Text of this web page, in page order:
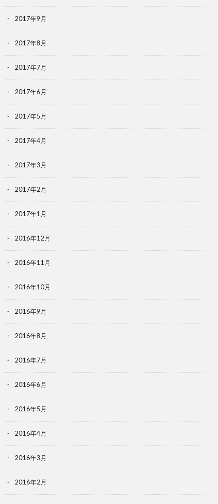
2017年9月
2017年8月
2017年7月
2017年6月
2017年5月
2017年4月
2017年3月
2017年2月
2017年1月
2016年12月
2016年11月
2016年10月
2016年9月
2016年8月
2016年7月
2016年6月
2016年5月
2016年4月
2016年3月
2016年2月